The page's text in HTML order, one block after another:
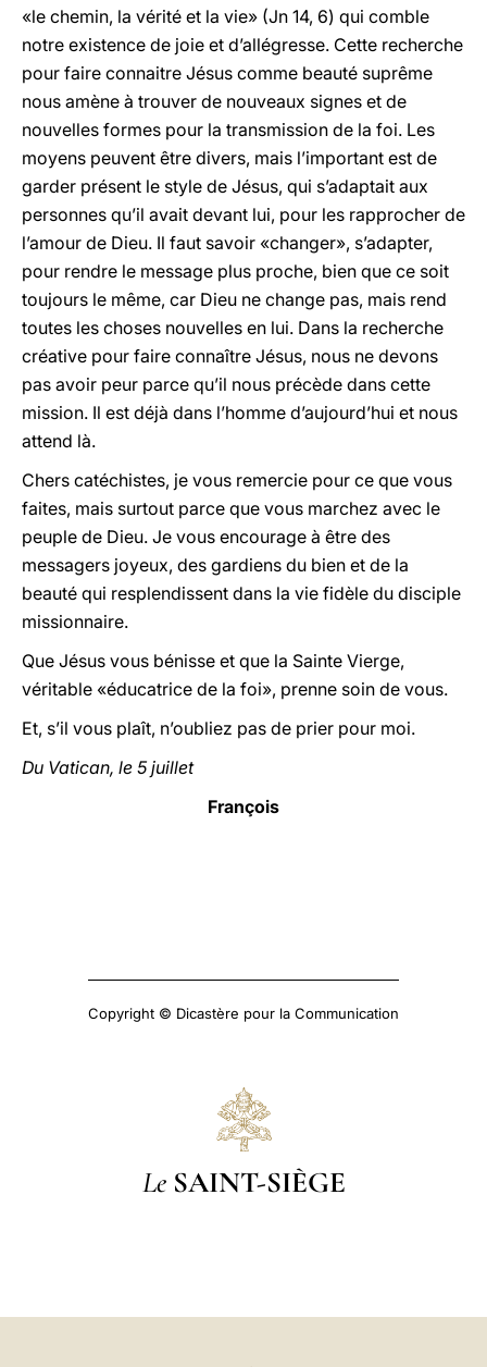
«le chemin, la vérité et la vie» (Jn 14, 6) qui comble
notre existence de joie et d’allégresse. Cette recherche
pour faire connaitre Jésus comme beauté suprême
nous amène à trouver de nouveaux signes et de
nouvelles formes pour la transmission de la foi. Les
moyens peuvent être divers, mais l’important est de
garder présent le style de Jésus, qui s’adaptait aux
personnes qu’il avait devant lui, pour les rapprocher de
l’amour de Dieu. Il faut savoir «changer», s’adapter,
pour rendre le message plus proche, bien que ce soit
toujours le même, car Dieu ne change pas, mais rend
toutes les choses nouvelles en lui. Dans la recherche
créative pour faire connaître Jésus, nous ne devons
pas avoir peur parce qu’il nous précède dans cette
mission. Il est déjà dans l’homme d’aujourd’hui et nous
attend là.
Chers catéchistes, je vous remercie pour ce que vous
faites, mais surtout parce que vous marchez avec le
peuple de Dieu. Je vous encourage à être des
messagers joyeux, des gardiens du bien et de la
beauté qui resplendissent dans la vie fidèle du disciple
missionnaire.
Que Jésus vous bénisse et que la Sainte Vierge,
véritable «éducatrice de la foi», prenne soin de vous.
Et, s’il vous plaît, n’oubliez pas de prier pour moi.
Du Vatican, le 5 juillet
François
Copyright © Dicastère pour la Communication
Le SAINT-SIÈGE